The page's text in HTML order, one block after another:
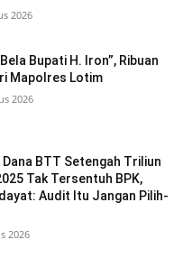
2026
Bupati H. Iron”, Ribuan
Mapolres Lotim
2026
BTT Setengah Triliun
Tak Tersentuh BPK,
Audit Itu Jangan Pilih-
2026